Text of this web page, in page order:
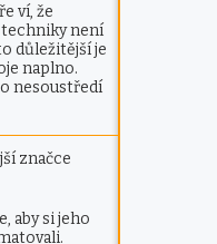
ví, že
není
důležitější je
naplno.
nesoustředí
značce
aby si jeho